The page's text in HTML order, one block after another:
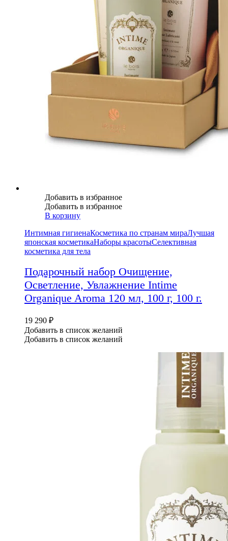
Добавить в избранное
Добавить в избранное
В корзину
Интимная гигиенаКосметика по странам мираЛучшая
японская косметикаНаборы красотыСелективная
косметика для тела
Подарочный набор Очищение,
Осветление, Увлажнение Intime
Organique Aroma 120 мл, 100 г, 100 г.
19 290 ₽
Добавить в список желаний
Добавить в список желаний